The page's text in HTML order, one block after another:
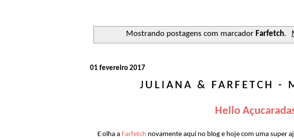
Mostrando postagens com marcador Farfetch.
01 fevereiro 2017
JULIANA & FARFETCH -
Hello
E olha a Farfetch novamente aqui no blog e hoje com uma super